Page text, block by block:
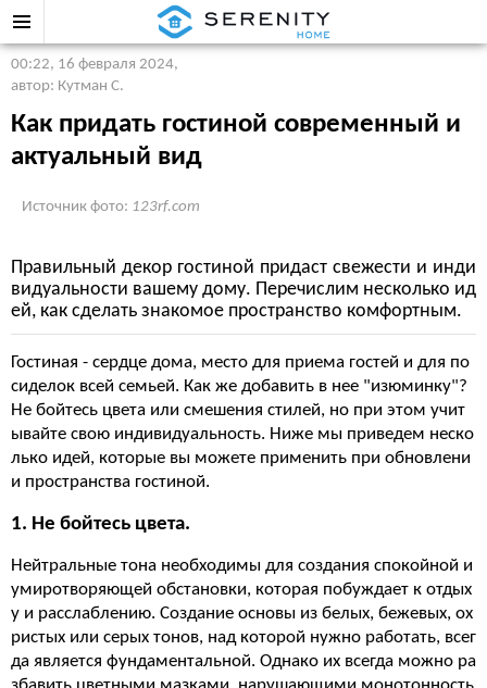
00:22, 16 февраля 2024,
автор: Кутман С.
Как придать гостиной современный и
актуальный вид
Источник фото: 123rf.com
Правильный декор гостиной придаст свежести и инди
видуальности вашему дому. Перечислим несколько ид
ей, как сделать знакомое пространство комфортным.
Гостиная - сердце дома, место для приема гостей и для по
сиделок всей семьей. Как же добавить в нее "изюминку"?
Не бойтесь цвета или смешения стилей, но при этом учит
ывайте свою индивидуальность. Ниже мы приведем неско
лько идей, которые вы можете применить при обновлени
и пространства гостиной.
1. Не бойтесь цвета.
Нейтральные тона необходимы для создания спокойной и
умиротворяющей обстановки, которая побуждает к отдых
у и расслаблению. Создание основы из белых, бежевых, ох
ристых или серых тонов, над которой нужно работать, всег
да является фундаментальной. Однако их всегда можно ра